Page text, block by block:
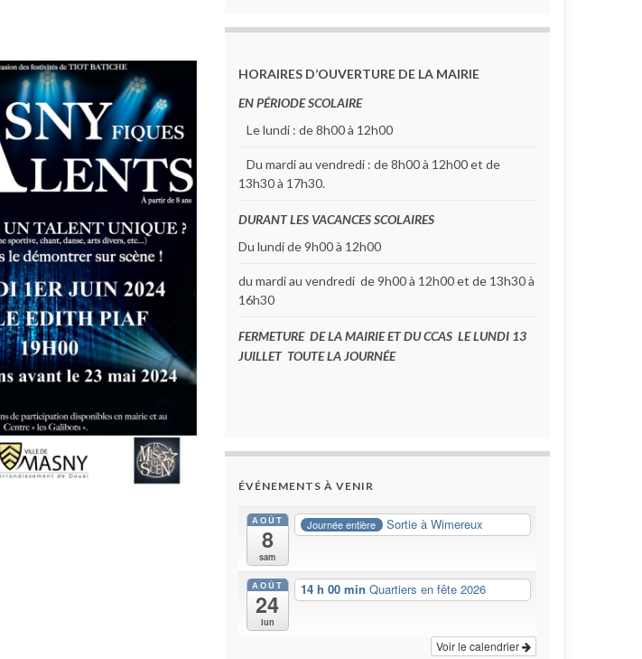
HORAIRES D’OUVERTURE DE LA MAIRIE
EN PÉRIODE SCOLAIRE
Le lundi : de 8h00 à 12h00
Du mardi au vendredi : de 8h00 à 12h00 et de
13h30 à 17h30.
DURANT LES VACANCES SCOLAIRES
Du lundi de 9h00 à 12h00
du mardi au vendredi de 9h00 à 12h00 et de 13h30 à
16h30
FERMETURE DE LA MAIRIE ET DU CCAS LE LUNDI 13
JUILLET TOUTE LA JOURNÉE
ÉVÉNEMENTS À VENIR
AOÛT
8
sam
Journée entière Sortie à Wimereux
AOÛT
24
lun
14 h 00 min Quartiers en fête 2026
Voir le calendrier